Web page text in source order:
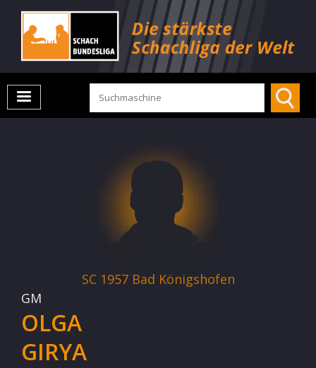
SC 1957 Bad Königshofen
GM
OLGA
GIRYA